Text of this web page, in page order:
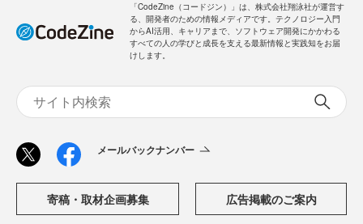
「CodeZine（コードジン）」は、株式会社翔泳社が運営す
る、開発者のための情報メディアです。テクノロジー入門
からAI活用、キャリアまで、ソフトウェア開発にかかわる
すべての人の学びと成長を支える最新情報と実践知をお届
けします。
メールバックナンバー
寄稿・取材企画募集 広告掲載のご案内